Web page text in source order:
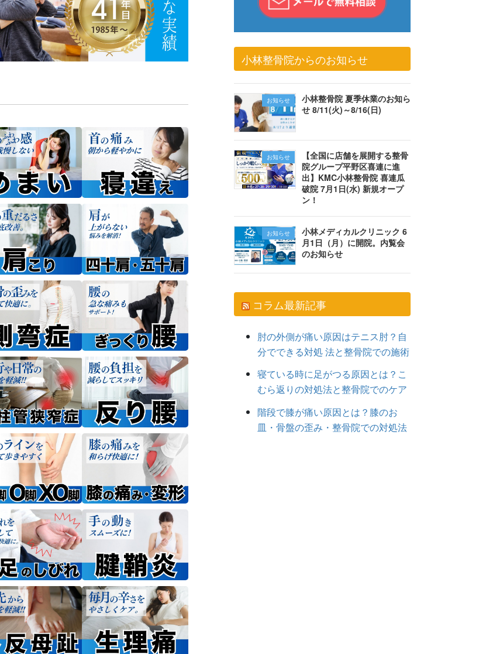
小林整骨院からのお知らせ
お知らせ
小林整骨院 夏季休業のお知ら
せ 8/11(火)～8/16(日)
お知らせ
【全国に店舗を展開する整骨
院グループ平野区喜連に進
出】KMC小林整骨院 喜連瓜
破院 7月1日(水) 新規オープ
ン！
お知らせ
小林メディカルクリニック 6
月1日（月）に開院。内覧会
のお知らせ
コラム最新記事
肘の外側が痛い原因はテニス肘？自
分でできる対処 法と整骨院での施術
寝ている時に足がつる原因とは？こ
むら返りの対処法と整骨院でのケア
階段で膝が痛い原因とは？膝のお
皿・骨盤の歪み・整骨院での対処法